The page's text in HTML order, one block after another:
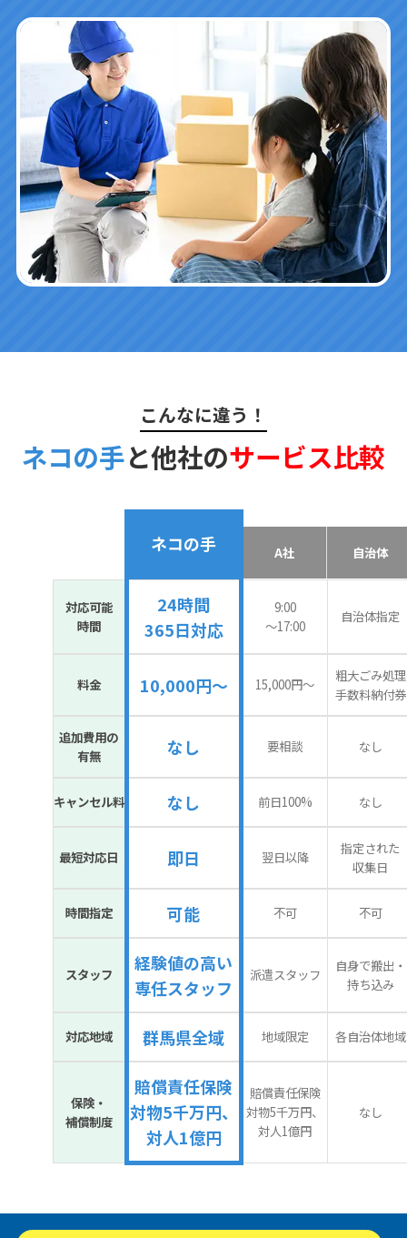
こんなに違う！
ネコの手と他社のサービス比較
ネコの手 A社 自治体
対応可能
時間
24時間
365日対応
9:00
〜17:00
自治体指定
料金 10,000円～ 15,000円〜
粗大ごみ処理
手数料納付券
追加費用の
有無
なし 要相談 なし
キャンセル料 なし 前日100% なし
最短対応日 即日 翌日以降
指定された
収集日
時間指定 可能 不可 不可
スタッフ
経験値の高い
専任スタッフ
派遣スタッフ
自身で搬出・
持ち込み
対応地域 群馬県全域 地域限定 各自治体地域
保険・
補償制度
賠償責任保険
対物5千万円、
対人1億円
賠償責任保険
対物5千万円、
対人1億円
なし